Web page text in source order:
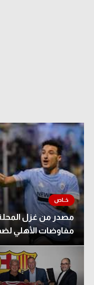
مصدر من غزل
مفاوضات الأهلي